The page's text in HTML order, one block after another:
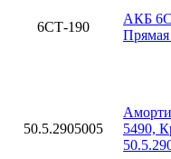
6СТ-190
АКБ
Прямая
50.5.2905005
5490,